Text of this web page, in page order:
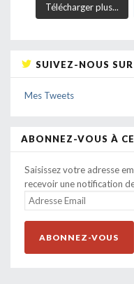
Télécharger plus...
SUIVEZ-NOUS
Mes Tweets
ABONNEZ-VOUS À
Saisissez votre adresse
recevoir une notification
ADRESSE
EMAIL
ABONNEZ-VOUS